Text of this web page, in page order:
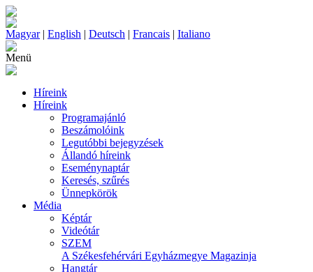
Magyar| English | Deutsch | Francais | Italiano
Menü
Híreink
Híreink
Programajánló
Beszámolóink
Legutóbbi bejegyzések
Állandó híreink
Eseménynaptár
Keresés, szűrés
Ünnepkörök
Média
Képtár
Videótár
SZEM
A Székesfehérvári Egyházmegye Magazinja
Hangtár